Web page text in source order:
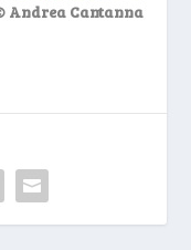
Andrea Cantanna